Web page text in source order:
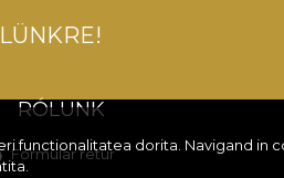
functionalitatea dorita. Navigand in
RÓLUNK
Formular retur